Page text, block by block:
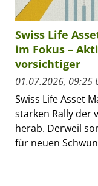
Swiss Life
im Fokus –
vorsichtiger
01.07.2026, 09:25
Swiss Life Asset
starken Rally der
herab. Derweil
für neuen